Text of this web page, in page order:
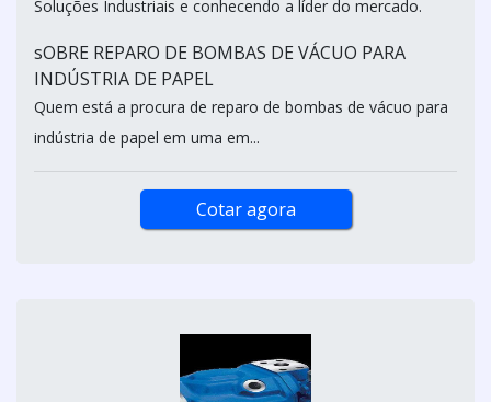
Soluções Industriais e conhecendo a líder do mercado.
sOBRE REPARO DE BOMBAS DE VÁCUO PARA
INDÚSTRIA DE PAPEL
Quem está a procura de reparo de bombas de vácuo para
indústria de papel em uma em...
Cotar agora